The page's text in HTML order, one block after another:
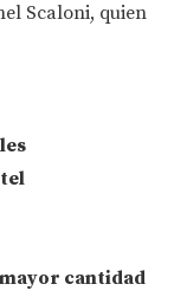
Scaloni, quien
cantidad